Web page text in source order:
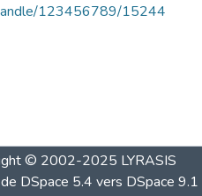
123456789/15244
© 2002-2025 LYRASIS
DSpace 5.4 vers DSpace 9.1